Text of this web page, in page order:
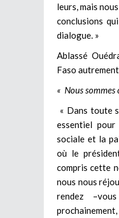
leurs, mais
conclusions
dialogue. »
Ablassé
Faso autrement
« Nous sommes
« Dans toute
essentiel
sociale et la
où le
compris cette
nous nous
rendez